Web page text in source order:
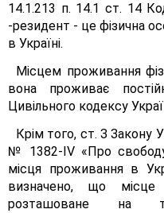
14.1.213 п. 14.1 ст. 14
-резидент - це фізична
в Україні.
Місцем проживання
вона проживає
Цивільного кодексу
Крім того, ст. З Закону
№ 1382-IV «Про свободу
місця проживання в
визначено, що
розташоване на